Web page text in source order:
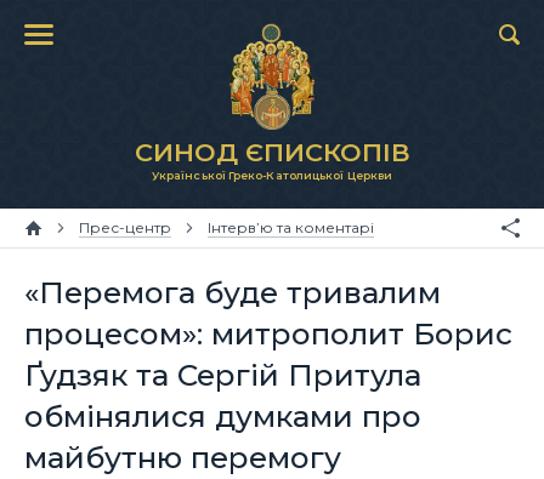
СИНОД ЄПИСКОПІВ
Української Греко-Католицької Церкви
Прес-центр Інтерв’ю та коментарі
«Перемога буде тривалим
процесом»: митрополит Борис
Ґудзяк та Сергій Притула
обмінялися думками про
майбутню перемогу